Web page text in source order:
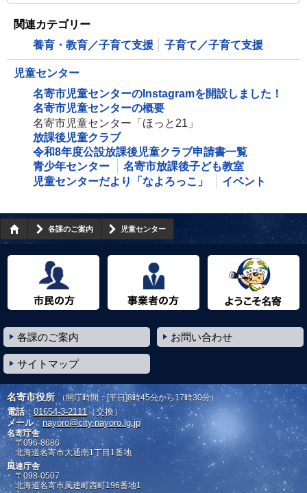
関連カテゴリー
養育・教育／子育て支援
子育て／子育て支援
児童センター
名寄市児童センターのInstagramを開設しました！
名寄市児童センターの概要
名寄市児童センター「ほっと21」
放課後児童クラブ
令和8年度公設放課後児童クラブ申請書一覧
青少年センター
名寄市放課後子ども教室
児童センターだより「なよろっこ」
イベント
各課のご案内 児童センター
各課のご案内 お問い合わせ
サイトマップ
名寄市役所 （開庁時間：[平日]8時45分から17時30分）
電話： 01654-3-2111 （交換）
メール： nayoro@city.nayoro.lg.jp
名寄庁舎
〒096-8686
北海道名寄市大通南1丁目1番地
風連庁舎
〒098-0507
北海道名寄市風連町西町196番地1